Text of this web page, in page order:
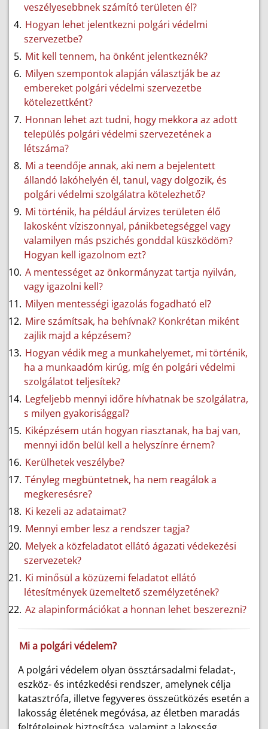
veszélyesebbnek számító területen él?
Hogyan lehet jelentkezni polgári védelmi
szervezetbe?
Mit kell tennem, ha önként jelentkeznék?
Milyen szempontok alapján választják be az
embereket polgári védelmi szervezetbe
kötelezettként?
Honnan lehet azt tudni, hogy mekkora az adott
település polgári védelmi szervezetének a
létszáma?
Mi a teendője annak, aki nem a bejelentett
állandó lakóhelyén él, tanul, vagy dolgozik, és
polgári védelmi szolgálatra kötelezhető?
Mi történik, ha például árvizes területen élő
lakosként víziszonnyal, pánikbetegséggel vagy
valamilyen más pszichés gonddal küszködöm?
Hogyan kell igazolnom ezt?
A mentességet az önkormányzat tartja nyilván,
vagy igazolni kell?
Milyen mentességi igazolás fogadható el?
Mire számítsak, ha behívnak? Konkrétan miként
zajlik majd a képzésem?
Hogyan védik meg a munkahelyemet, mi történik,
ha a munkaadóm kirúg, míg én polgári védelmi
szolgálatot teljesítek?
Legfeljebb mennyi időre hívhatnak be szolgálatra,
s milyen gyakorisággal?
Kiképzésem után hogyan riasztanak, ha baj van,
mennyi időn belül kell a helyszínre érnem?
Kerülhetek veszélybe?
Tényleg megbüntetnek, ha nem reagálok a
megkeresésre?
Ki kezeli az adataimat?
Mennyi ember lesz a rendszer tagja?
Melyek a közfeladatot ellátó ágazati védekezési
szervezetek?
Ki minősül a közüzemi feladatot ellátó
létesítmények üzemeltető személyzetének?
Az alapinformációkat a honnan lehet beszerezni?
Mi a polgári védelem?
A polgári védelem olyan össztársadalmi feladat-,
eszköz- és intézkedési rendszer, amelynek célja
katasztrófa, illetve fegyveres összeütközés esetén a
lakosság életének megóvása, az életben maradás